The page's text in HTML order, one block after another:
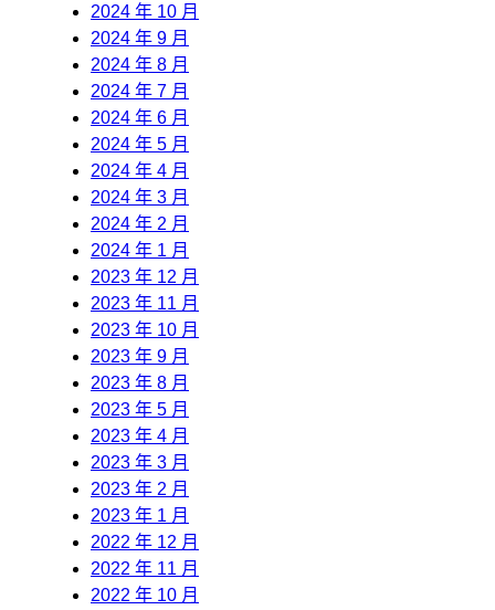
2024 年 10 月
2024 年 9 月
2024 年 8 月
2024 年 7 月
2024 年 6 月
2024 年 5 月
2024 年 4 月
2024 年 3 月
2024 年 2 月
2024 年 1 月
2023 年 12 月
2023 年 11 月
2023 年 10 月
2023 年 9 月
2023 年 8 月
2023 年 5 月
2023 年 4 月
2023 年 3 月
2023 年 2 月
2023 年 1 月
2022 年 12 月
2022 年 11 月
2022 年 10 月